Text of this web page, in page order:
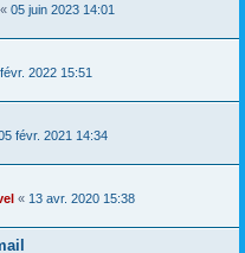
« 05 juin 2023 14:01
2022 15:51
févr. 2021 14:34
« 13 avr. 2020 15:38